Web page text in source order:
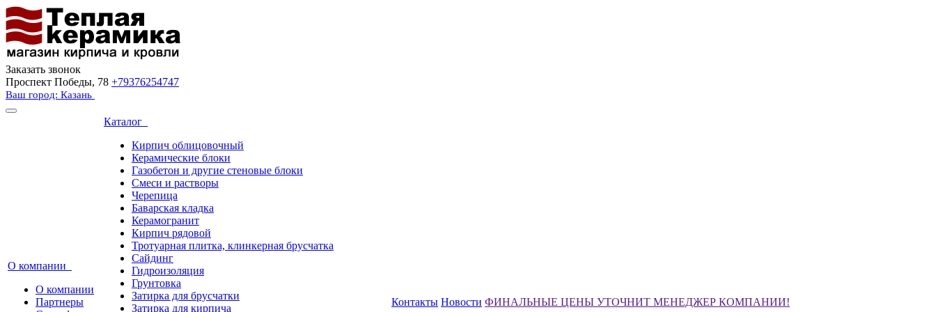
Заказать звонок
Проспект Победы, 78 +79376254747
Ваш город: Казань
О компании
О компании
Партнеры
Каталог
Кирпич облицовочный
Керамические блоки
Газобетон и другие стеновые блоки
Смеси и растворы
Черепица
Баварская кладка
Керамогранит
Кирпич рядовой
Тротуарная плитка, клинкерная брусчатка
Сайдинг
Гидроизоляция
Грунтовка
Затирка для брусчатки
Затирка для кирпича
Контакты Новости ФИНАЛЬНЫЕ ЦЕНЫ УТОЧНИТ МЕНЕДЖЕР КОМПАНИИ!